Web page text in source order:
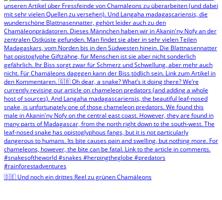
🇩🇪 Und noch ein drittes Reel zu grünen Chamäleons